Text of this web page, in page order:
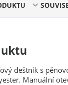
deštník s
Manuální